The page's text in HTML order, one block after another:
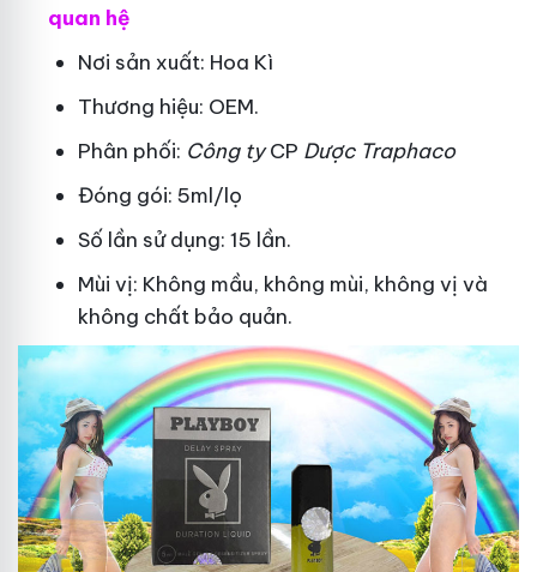
quan hệ
Nơi sản xuất: Hoa Kì
Thương hiệu: OEM.
Phân phối: Công tyCP Dược Traphaco
Đóng gói: 5ml/lọ
Số lần sử dụng: 15 lần.
Mùi vị: Không mầu, không mùi, không vị và
không chất bảo quản.